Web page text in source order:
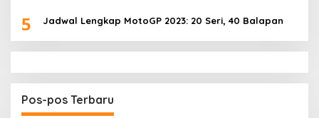
5 Jadwal Lengkap MotoGP 2023: 20 Seri, 40 Balapan
Pos-pos Terbaru